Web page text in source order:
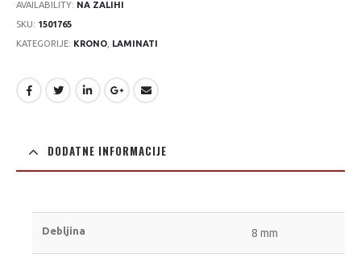
was:
AVAILABILITY: NA ZALIHI
SKU: 1501765
KATEGORIJE: KRONO LAMINATI
DODATNE INFORMACIJE
Debljina 8 mm